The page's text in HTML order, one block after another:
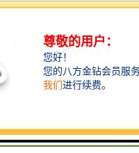
瓶内水汽会进入抽气泵
吸时，不会进入流量计